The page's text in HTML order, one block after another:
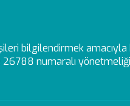
bilgilendirmek amacıyla
26788 numaralı